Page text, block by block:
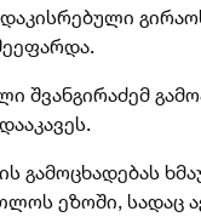
შვანგირაძემ
გამოცხადებას
ეზოში, სადაც